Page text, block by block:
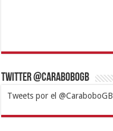
Twitter @CaraboboGB
Tweets por el
1xbetBetturkeyBetistKralbet
https://mvbcasino.com/